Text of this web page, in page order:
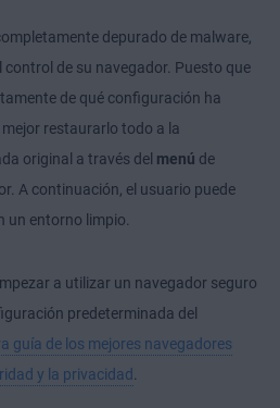
depurado de malware,
control de su navegador. Puesto que
de qué configuración ha
restaurarlo todo a la
original a través del menú de
A continuación, el usuario puede
un entorno limpio.
a utilizar un navegador seguro
predeterminada del
guía de los mejores navegadores
y la privacidad